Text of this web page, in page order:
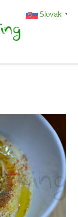
Slovak ▼